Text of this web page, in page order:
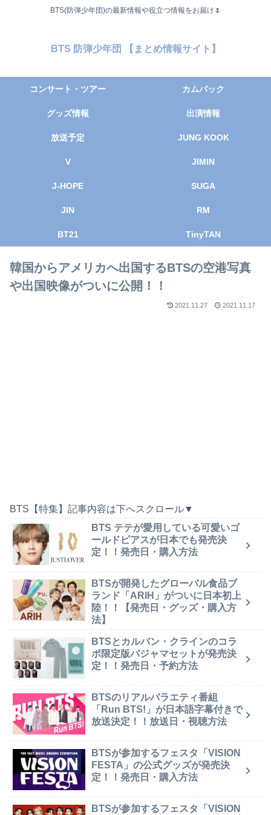
BTS(防弾少年団)の最新情報や役立つ情報をお届け🌷
BTS 防弾少年団 【まとめ情報サイト】
コンサート・ツアー カムバック
グッズ情報 出演情報
放送予定 JUNG KOOK
V JIMIN
J-HOPE SUGA
JIN RM
BT21 TinyTAN
韓国からアメリカへ出国するBTSの空港写真
や出国映像がついに公開！！
2021.11.27 2021.11.17
BTS【特集】記事内容は下へスクロール▼
BTS テテが愛用している可愛いゴ
ールドピアスが日本でも発売決
定！！発売日・購入方法
BTSが開発したグローバル食品ブ
ランド「ARIH」がついに日本初上
陸！！【発売日・グッズ・購入方
法】
BTSとカルバン・クラインのコラ
ボ限定版パジャマセットが発売決
定！！発売日・予約方法
BTSのリアルバラエティ番組
「Run BTS!」が日本語字幕付きで
放送決定！！放送日・視聴方法
BTSが参加するフェスタ「VISION
FESTA」の公式グッズが発売決
定！！発売日・購入方法
BTSが参加するフェスタ「VISION